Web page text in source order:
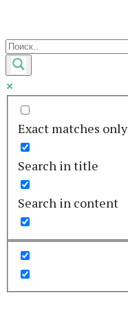
контенту
Exact matches only
Search in title
Search in content